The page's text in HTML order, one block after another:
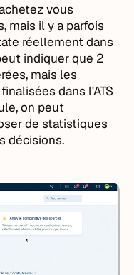
vous
mais il y a parfois
réellement dans
indiquer que 2
mais les
dans l'ATS
on peut
de statistiques
décisions.